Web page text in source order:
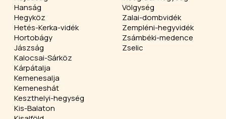
Hanság
Hegyköz
Hetés-Kerka-vidék
Hortobágy
Jászság
Kalocsai-Sárköz
Kárpátalja
Kemenesalja
Kemeneshát
Keszthelyi-hegység
Kis-Balaton
Völgység
Zalai-dombvidék
Zempléni-hegyvidék
Zsámbéki-medence
Zselic